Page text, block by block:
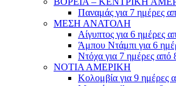
Παναμάς για 7 ημέρες
ΜΕΣΗ ΑΝΑΤΟΛΗ
Αίγυπτος για 6 ημέρες
Άμπου Ντάμπι για 6
Ντόχα για 7 ημέρες από
ΝΟΤΙΑ ΑΜΕΡΙΚΗ
Κολομβία για 9 ημέρες